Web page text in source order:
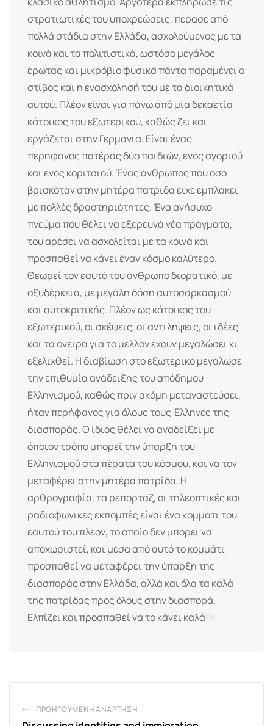
στρατιωτικές του υποχρεώσεις, πέρασε από
πολλά στάδια στην Ελλάδα, ασχολούμενος με τα
κοινά και τα πολιτιστικά, ωστόσο μεγάλος
έρωτας και μικρόβιο φυσικά πάντα παραμένει ο
στίβος και η ενασχόλησή του με τα διοικητικά
αυτού. Πλέον είναι για πάνω από μία δεκαετία
κάτοικος του εξωτερικού, καθώς ζει και
εργάζεται στην Γερμανία. Είναι ένας
περήφανος πατέρας δύο παιδιών, ενός αγοριού
και ενός κοριτσιού. Ένας άνθρωπος που όσο
βρισκόταν στην μητέρα πατρίδα είχε εμπλακεί
με πολλές δραστηριότητες. Ένα ανήσυχο
πνεύμα που θέλει να εξερευνά νέα πράγματα,
του αρέσει να ασχολείται με τα κοινά και
προσπαθεί να κάνει έναν κόσμο καλύτερο.
Θεωρεί τον εαυτό του άνθρωπο διορατικό, με
οξυδέρκεια, με μεγάλη δόση αυτοσαρκασμού
και αυτοκριτικής. Πλέον ως κάτοικος του
εξωτερικού, οι σκέψεις, οι αντιλήψεις, οι ιδέες
και τα όνειρα για το μέλλον έχουν μεγαλώσει κι
εξελιχθεί. Η διαβίωση στο εξωτερικό μεγάλωσε
την επιθυμία ανάδειξης του απόδημου
Ελληνισμού, καθώς πριν ακόμη μεταναστεύσει,
ήταν περήφανος για όλους τους Έλληνες της
διασποράς. Ο ίδιος θέλει να αναδείξει με
όποιον τρόπο μπορεί την ύπαρξη του
Ελληνισμού στα πέρατα του κόσμου, και να τον
μεταφέρει στην μητέρα πατρίδα. Η
αρθρογραφία, τα ρεπορτάζ, οι τηλεοπτικές και
ραδιοφωνικές εκπομπές είναι ένα κομμάτι του
εαυτού του πλέον, το οποίο δεν μπορεί να
αποχωριστεί, και μέσα από αυτό το κομμάτι
προσπαθεί να μεταφέρει την ύπαρξη της
διασποράς στην Ελλάδα, αλλά και όλα τα καλά
της πατρίδας προς όλους στην διασπορά.
Ελπίζει και προσπαθεί να το κάνει καλά!!!
ΠΡΟΗΓΟΎΜΕΝΗ ΑΝΆΡΤΗΣΗ